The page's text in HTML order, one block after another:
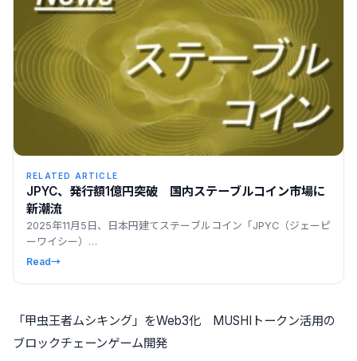
RELATED ARTICLE
JPYC、発行額1億円突破 国内ステーブルコイン市場に
新潮流
2025年11月5日、日本円建てステーブルコイン「JPYC（ジェーピ
ーワイシー）…
Read→
「甲虫王者ムシキング」をWeb3化 MUSHIトークン活用の
ブロックチェーンゲーム開発